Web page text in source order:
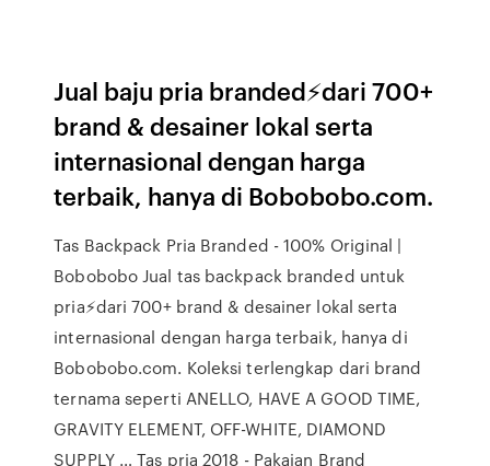
Jual baju pria branded⚡dari 700+
brand & desainer lokal serta
internasional dengan harga
terbaik, hanya di Bobobobo.com.
Tas Backpack Pria Branded - 100% Original |
Bobobobo Jual tas backpack branded untuk
pria⚡dari 700+ brand & desainer lokal serta
internasional dengan harga terbaik, hanya di
Bobobobo.com. Koleksi terlengkap dari brand
ternama seperti ANELLO, HAVE A GOOD TIME,
GRAVITY ELEMENT, OFF-WHITE, DIAMOND
SUPPLY … Tas pria 2018 - Pakaian Brand